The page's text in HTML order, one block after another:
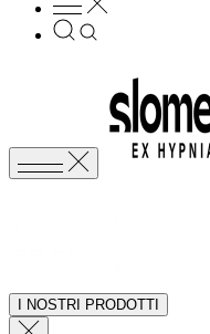
I NOSTRI PRODOTTI